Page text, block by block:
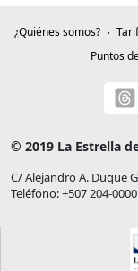
¿Quiénes somos?
Puntos
© 2019 La Estrella
C/ Alejandro A. Duque
Teléfono: +507 204-0000